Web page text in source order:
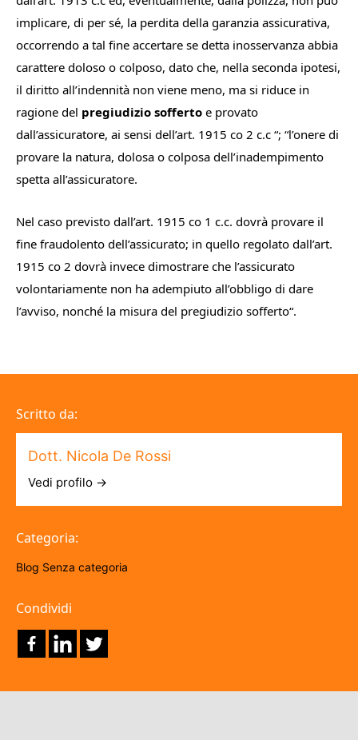
implicare, di per sé, la perdita della garanzia assicurativa,
occorrendo a tal fine accertare se detta inosservanza abbia
carattere doloso o colposo, dato che, nella seconda ipotesi,
il diritto all’indennità non viene meno, ma si riduce in
ragione del pregiudizio sofferto e provato
dall’assicuratore, ai sensi dell’art. 1915 co 2 c.c “; “l’onere di
provare la natura, dolosa o colposa dell’inadempimento
spetta all’assicuratore.
Nel caso previsto dall’art. 1915 co 1 c.c. dovrà provare il
fine fraudolento dell’assicurato; in quello regolato dall’art.
1915 co 2 dovrà invece dimostrare che l’assicurato
volontariamente non ha adempiuto all’obbligo di dare
l’avviso, nonché la misura del pregiudizio sofferto“.
Scritto da:
Dott. Nicola De Rossi
Vedi profilo →
Categoria:
Blog Senza categoria
Condividi